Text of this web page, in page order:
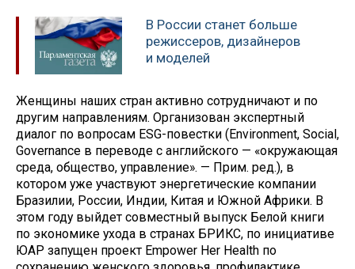
В России станет больше
режиссеров, дизайнеров
и моделей
Женщины наших стран активно сотрудничают и по
другим направлениям. Организован экспертный
диалог по вопросам ESG-повестки (Environment, Social,
Governance в переводе с английского — «окружающая
среда, общество, управление». — Прим. ред.), в
котором уже участвуют энергетические компании
Бразилии, России, Индии, Китая и Южной Африки. В
этом году выйдет совместный выпуск Белой книги
по экономике ухода в странах БРИКС, по инициативе
ЮАР запущен проект Empower Her Health по